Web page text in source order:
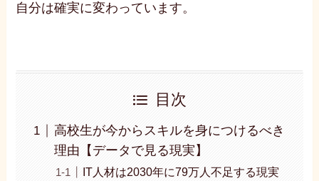
自分は確実に変わっています。
目次
高校生が今からスキルを身につけるべき
理由【データで見る現実】
IT人材は2030年に79万人不足する現実